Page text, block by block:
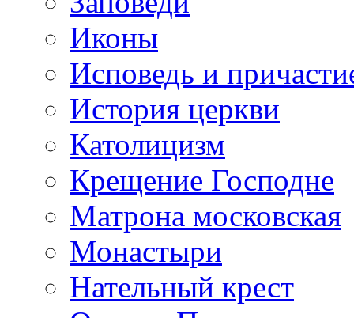
Иконы
Исповедь и
История церкви
Католицизм
Крещение Господне
Матрона московская
Монастыри
Нательный крест